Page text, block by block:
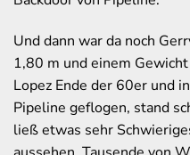
Und dann war da noch
1,80 m und einem
Lopez Ende der 60er und
Pipeline geflogen, stand
ließ etwas sehr